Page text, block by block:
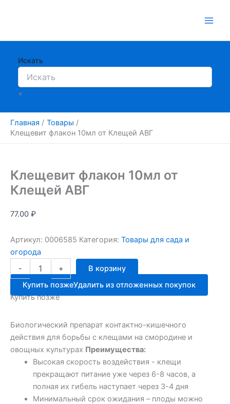
Искать
×
Главная
Товары
Клещевит флакон 10мл от Клещей АВГ
Клещевит флакон 10мл от
Клещей АВГ
77.00 ₽
Артикул: 0006585 Категория: Товары для сада и
огорода
-
Количество
товара
Клещевит
флакон
10мл
Клещей
АВГ
+
В корзину
Купить позжеУдалить из отложенных покупок
Купить позже
Биологический препарат контактно-кишечного
действия для борьбы с клещами на смородине и
овощных культурах Преимущества:
Высокая скорость воздействия - клещи
прекращают питание уже через 6-8 часов, а
полная их гибель наступает через 3-4 дня
Минимальный срок ожидания – плоды можно